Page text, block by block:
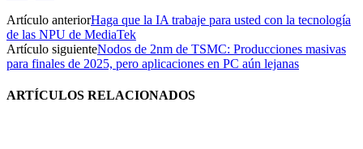
Artículo anteriorHaga que la IA trabaje para usted con la tecnología
de las NPU de MediaTek
Artículo siguienteNodos de 2nm de TSMC: Producciones masivas
para finales de 2025, pero aplicaciones en PC aún lejanas
ARTÍCULOS RELACIONADOS